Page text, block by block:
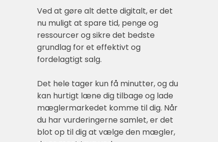
Ved at gøre alt dette digitalt, er det
nu muligt at spare tid, penge og
ressourcer og sikre det bedste
grundlag for et effektivt og
fordelagtigt salg.
Det hele tager kun få minutter, og du
kan hurtigt læne dig tilbage og lade
mæglermarkedet komme til dig. Når
du har vurderingerne samlet, er det
blot op til dig at vælge den mægler,